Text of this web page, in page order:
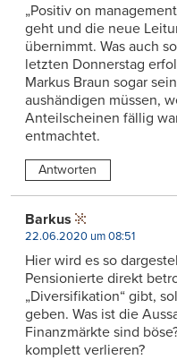
„Positiv on
geht und die neue
übernimmt. Was auch
letzten Donnerstag
Markus Braun sogar
aushändigen müssen,
Anteilscheinen fällig
entmachtet.
Antworten
Barkus
22.06.2020 um 08:51
Hier wird es so
Pensionierte direkt
„Diversifikation“ gibt,
geben. Was ist die
Finanzmärkte sind
komplett verlieren?